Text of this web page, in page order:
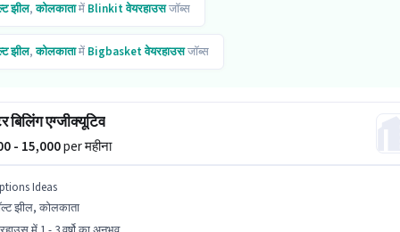
झील,कोलकातामें Blinkitवेयरहाउसजॉब्स
झील,कोलकातामें Bigbasketवेयरहाउसजॉब्स
बिलिंग एग्जीक्यूटिव
- 15,000per महीना
Ideas
झील, कोलकाता